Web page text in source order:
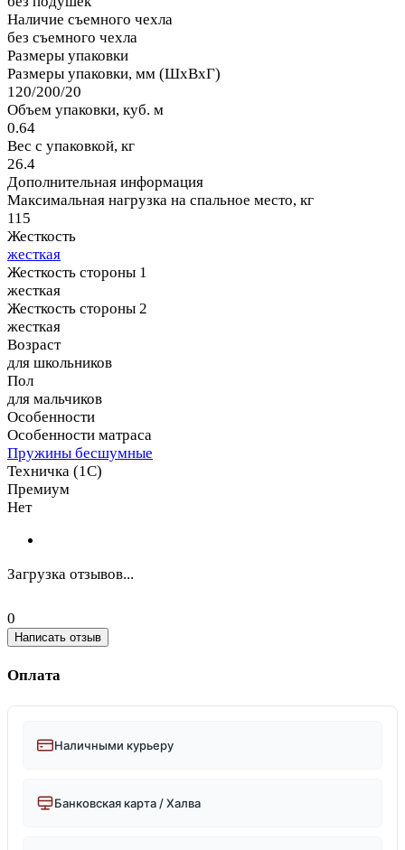
Наличие съемного чехла
без съемного чехла
Размеры упаковки
Размеры упаковки, мм (ШхВхГ)
120/200/20
Объем упаковки, куб. м
0.64
Вес с упаковкой, кг
26.4
Дополнительная информация
Максимальная нагрузка на спальное место, кг
115
Жесткость
жесткая
Жесткость стороны 1
жесткая
Жесткость стороны 2
жесткая
Возраст
для школьников
Пол
для мальчиков
Особенности
Особенности матраса
Пружины бесшумные
Техничка (1С)
Премиум
Нет
Загрузка отзывов...
0
Написать отзыв
Оплата
Наличными курьеру
Банковская карта / Халва